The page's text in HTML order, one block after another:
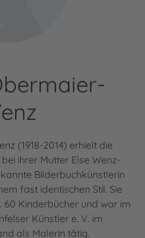
(1918-2014) erhielt die
ihrer Mutter Else Wenz-
Bilderbuchkünstlerin
fast identischen Stil. Sie
Kinderbücher und war im
Künstler e. V. im
als Malerin tätig.